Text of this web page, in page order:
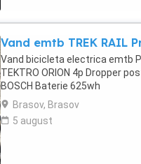
Vand emtb TREK RAIL
Vand bicicleta electrica emtb
TEKTRO ORION 4p Dropper
BOSCH Baterie 625wh
Brasov, Brasov
5 august